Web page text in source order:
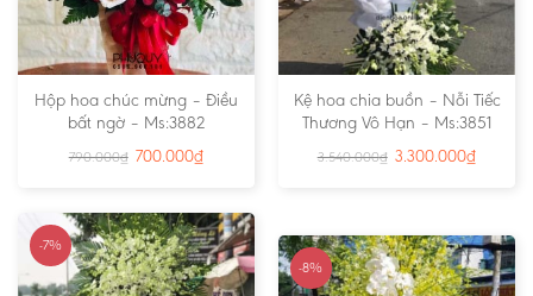
Hộp hoa chúc mừng – Điều
bất ngờ – Ms:3882
790.000₫ 700.000₫
Kệ hoa chia buồn – Nỗi Tiếc
Thương Vô Hạn – Ms:3851
3.540.000₫ 3.300.000₫
-7%
-8%